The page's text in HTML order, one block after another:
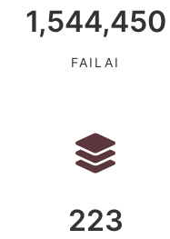
1,544,450
FAILAI
223